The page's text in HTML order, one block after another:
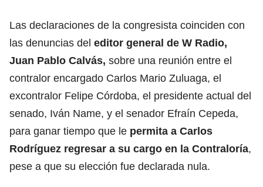
Las declaraciones de la congresista coinciden con
las denuncias del editor general de W Radio,
Juan Pablo Calvás, sobre una reunión entre el
contralor encargado Carlos Mario Zuluaga, el
excontralor Felipe Córdoba, el presidente actual del
senado, Iván Name, y el senador Efraín Cepeda,
para ganar tiempo que le permita a Carlos
Rodríguez regresar a su cargo en la Contraloría,
pese a que su elección fue declarada nula.